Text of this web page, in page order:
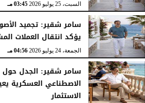
السبت، 25 يوليو 2026 03:45 مـ
سامر شقير: تجميد
يؤكد انتقال العملات
الجمعة، 24 يوليو 2026 04:56 مـ
سامر شقير: الجدل حول
الاصطناعي العسكرية
الاستثمار